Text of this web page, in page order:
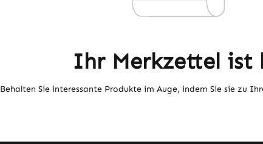
Ihr Merkzettel ist
Behalten Sie interessante Produkte im Auge, indem Sie sie zu